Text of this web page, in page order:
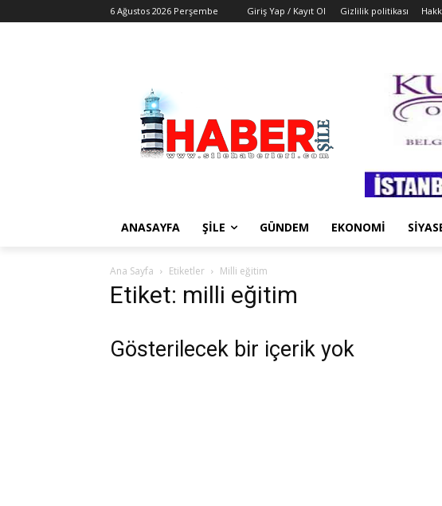
6 Ağustos 2026 Perşembe Giriş Yap / Kayıt Ol Gizlilik politikası
ANASAYFA ŞİLE GÜNDEM EKONOMİ
Ana Sayfa Etiketler Milli eğitim
Etiket: milli eğitim
Gösterilecek bir içerik yok